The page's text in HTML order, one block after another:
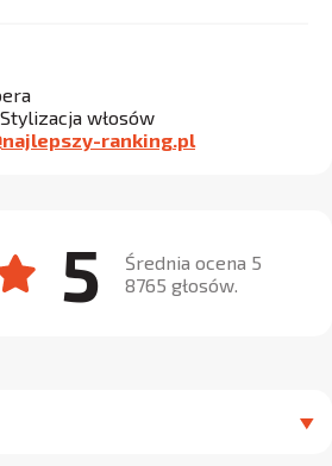
włosów
ranking.pl
5
Średnia ocena 5
8765 głosów.